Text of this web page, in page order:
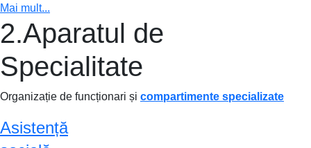
Mai mult...
2.Aparatul de
Specialitate
Organizație de funcționari și compartimente specializate
Asistență